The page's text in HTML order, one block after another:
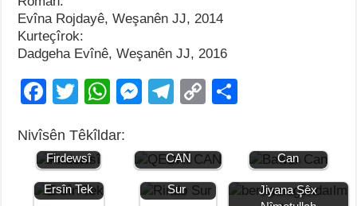
Evîna Rojdayê, Weşanên JJ, 2014
Kurteçîrok:
Dadgeha Evînê, Weşanên JJ, 2016
F
c
e
b
T
tt
er
W
at
M
e
n
T
gr
a
C
y
Li
e
Nivîsên Têkîldar:
Jiyana
Firdewsî
CAN
Can
Jiyana
Ersîn Tek
Jiyana Rindo
Sur
Jiyana Şêx